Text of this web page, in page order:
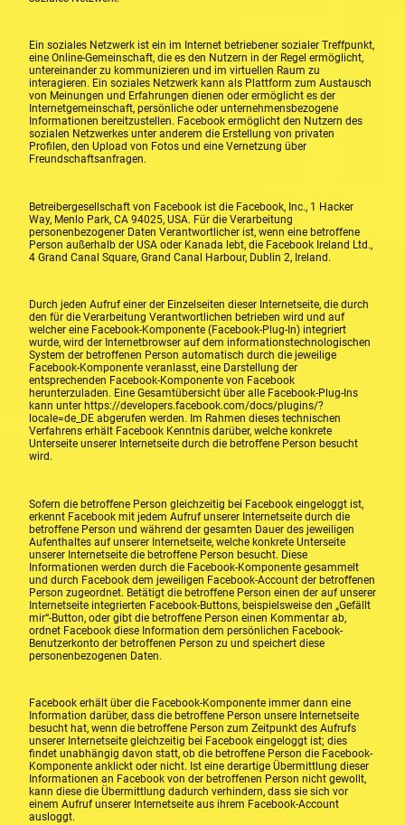
Ein soziales Netzwerk ist ein im Internet betriebener sozialer Treffpunkt,
eine Online-Gemeinschaft, die es den Nutzern in der Regel ermöglicht,
untereinander zu kommunizieren und im virtuellen Raum zu
interagieren. Ein soziales Netzwerk kann als Plattform zum Austausch
von Meinungen und Erfahrungen dienen oder ermöglicht es der
Internetgemeinschaft, persönliche oder unternehmensbezogene
Informationen bereitzustellen. Facebook ermöglicht den Nutzern des
sozialen Netzwerkes unter anderem die Erstellung von privaten
Profilen, den Upload von Fotos und eine Vernetzung über
Freundschaftsanfragen.
Betreibergesellschaft von Facebook ist die Facebook, Inc., 1 Hacker
Way, Menlo Park, CA 94025, USA. Für die Verarbeitung
personenbezogener Daten Verantwortlicher ist, wenn eine betroffene
Person außerhalb der USA oder Kanada lebt, die Facebook Ireland Ltd.,
4 Grand Canal Square, Grand Canal Harbour, Dublin 2, Ireland.
Durch jeden Aufruf einer der Einzelseiten dieser Internetseite, die durch
den für die Verarbeitung Verantwortlichen betrieben wird und auf
welcher eine Facebook-Komponente (Facebook-Plug-In) integriert
wurde, wird der Internetbrowser auf dem informationstechnologischen
System der betroffenen Person automatisch durch die jeweilige
Facebook-Komponente veranlasst, eine Darstellung der
entsprechenden Facebook-Komponente von Facebook
herunterzuladen. Eine Gesamtübersicht über alle Facebook-Plug-Ins
kann unter https://developers.facebook.com/docs/plugins/?
locale=de_DE abgerufen werden. Im Rahmen dieses technischen
Verfahrens erhält Facebook Kenntnis darüber, welche konkrete
Unterseite unserer Internetseite durch die betroffene Person besucht
wird.
Sofern die betroffene Person gleichzeitig bei Facebook eingeloggt ist,
erkennt Facebook mit jedem Aufruf unserer Internetseite durch die
betroffene Person und während der gesamten Dauer des jeweiligen
Aufenthaltes auf unserer Internetseite, welche konkrete Unterseite
unserer Internetseite die betroffene Person besucht. Diese
Informationen werden durch die Facebook-Komponente gesammelt
und durch Facebook dem jeweiligen Facebook-Account der betroffenen
Person zugeordnet. Betätigt die betroffene Person einen der auf unserer
Internetseite integrierten Facebook-Buttons, beispielsweise den „Gefällt
mir“-Button, oder gibt die betroffene Person einen Kommentar ab,
ordnet Facebook diese Information dem persönlichen Facebook-
Benutzerkonto der betroffenen Person zu und speichert diese
personenbezogenen Daten.
Facebook erhält über die Facebook-Komponente immer dann eine
Information darüber, dass die betroffene Person unsere Internetseite
besucht hat, wenn die betroffene Person zum Zeitpunkt des Aufrufs
unserer Internetseite gleichzeitig bei Facebook eingeloggt ist; dies
findet unabhängig davon statt, ob die betroffene Person die Facebook-
Komponente anklickt oder nicht. Ist eine derartige Übermittlung dieser
Informationen an Facebook von der betroffenen Person nicht gewollt,
kann diese die Übermittlung dadurch verhindern, dass sie sich vor
einem Aufruf unserer Internetseite aus ihrem Facebook-Account
ausloggt.